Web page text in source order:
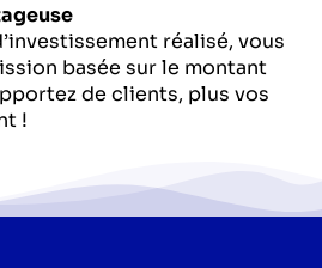
réalisé, vous
basée sur le montant
de clients, plus vos
!